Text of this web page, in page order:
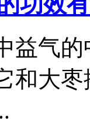
益气
和大